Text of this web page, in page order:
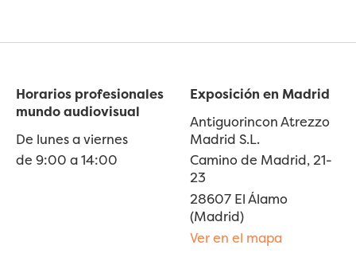
Horarios profesionales
mundo audiovisual
De lunes a viernes
de 9:00 a 14:00
Exposición en Madrid
Antiguorincon Atrezzo
Madrid S.L.
Camino de Madrid, 21-
23
28607 El Álamo
(Madrid)
Ver en el mapa